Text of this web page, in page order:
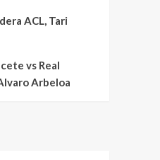
ACL, Tari
vs Real
Arbeloa